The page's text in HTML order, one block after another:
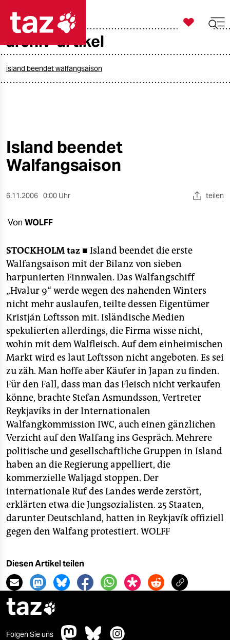
taz zahl ich
öko
gesellschaft
nord
wahrheit
verlag
verlag
veranstaltungen
shop
fragen & hilfe
unterstützen
abo
genossenschaft
epaper login

taz zahl ich
archiv-artikel
island beendet walfangsaison
Island beendet
Walfangsaison
6.11.2006 0:00 Uhr teilen
Von WOLFF
STOCKHOLMtaz ■ Island beendet die erste
Walfangsaison mit der Bilanz von sieben
harpunierten Finnwalen. Das Walfangschiff
„Hvalur 9“ werde wegen des nahenden Winters
nicht mehr auslaufen, teilte dessen Eigentümer
Kristján Loftsson mit. Isländische Medien
spekulierten allerdings, die Firma wisse nicht,
wohin mit dem Walfleisch. Auf dem einheimischen
Markt wird es laut Loftsson nicht angeboten. Es sei
zu zäh. Man hoffe aber Käufer in Japan zu finden.
Für den Fall, dass man das Fleisch nicht verkaufen
könne, brachte Stefan Asmundsson, Vertreter
Reykjavíks in der Internationalen
Walfangkommission IWC, auch einen gänzlichen
Verzicht auf den Walfang ins Gespräch. Mehrere
politische und gesellschaftliche Gruppen in Island
haben an die Regierung appelliert, die
kommerzielle Waljagd stoppen. Der
internationale Ruf des Landes werde zerstört,
erklärten etwa die Jungsozialisten. 25 Staaten,
darunter Deutschland, hatten in Reykjavík offiziell
gegen den Walfang protestiert. WOLFF
Diesen Artikel teilen
taz
Folgen Sie uns